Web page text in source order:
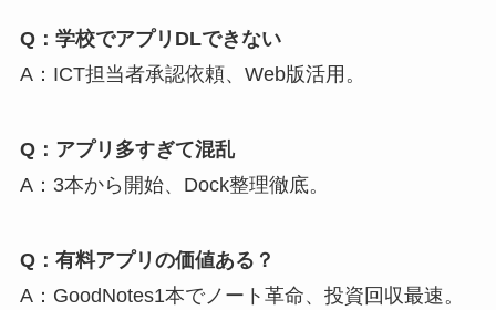
Q：学校でアプリDLできない
A：ICT担当者承認依頼、Web版活用。
Q：アプリ多すぎて混乱
A：3本から開始、Dock整理徹底。
Q：有料アプリの価値ある？
A：GoodNotes1本でノート革命、投資回収最速。